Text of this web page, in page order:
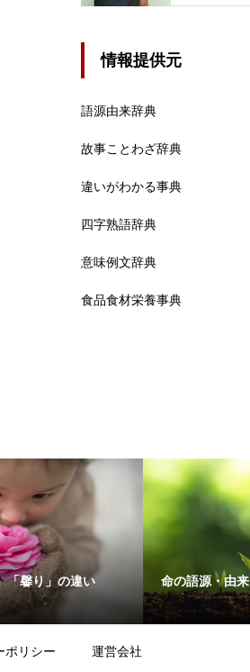
情報提供元
語源由来辞典
故事ことわざ辞典
違いがわかる事典
四字熟語辞典
意味例文辞典
食品食材栄養事典
「馨り」の違い 命の語源・由来
ポリシー 運営会社